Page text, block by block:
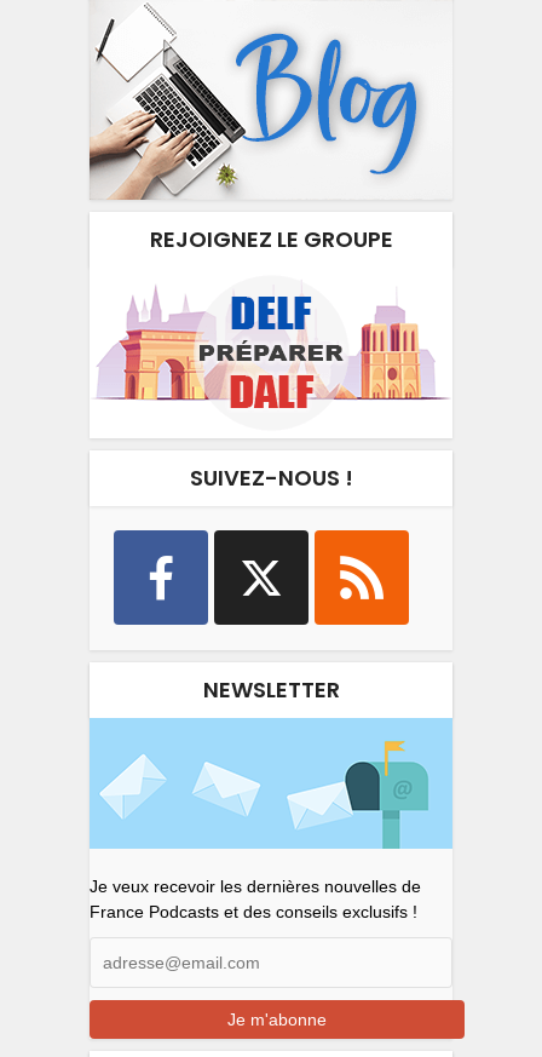
REJOIGNEZ LE GROUPE
SUIVEZ-NOUS !
NEWSLETTER
Je veux recevoir les dernières nouvelles de
France Podcasts et des conseils exclusifs !